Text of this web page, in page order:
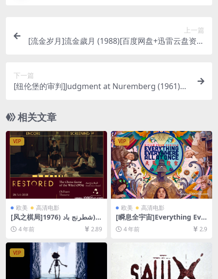
上一篇
[流金岁月]流金歲月 (1988)[百度网盘+迅雷云盘资源
下一篇
[纽伦堡的审判]Judgment at Nuremberg (1961)
0GB][中英字幕]
相关文章
VIP
欧美 高清电影
[风之棋局]شطرنج باد (1976)
[百度网盘+迅雷云盘资源1080
P超清未删减][MP4/6GB][中
文字幕]
4 年前 2.89
VIP
欧美 高清电影
[瞬息全宇宙]Everything Eve
rywhere All at Once (2022)
[百度网盘+迅雷云盘资源1080
P超清未删减][MP4/8.8GB][中
4 年前 2.9
VIP